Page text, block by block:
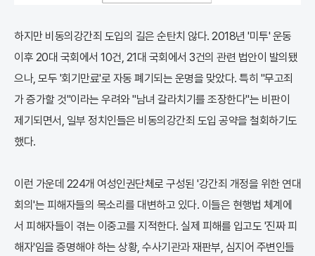
하지만 비동의강간죄 도입의 길은 순탄치 않다. 2018년 '미투' 운동
이후 20대 국회에서 10건, 21대 국회에서 3건의 관련 법안이 발의됐
으나, 모두 '회기만료'로 자동 폐기되는 운명을 맞았다. 특히 "무고죄
가 증가할 것"이라는 우려와 "남녀 갈라치기를 조장한다"는 비판이
제기되면서, 일부 정치인들은 비동의강간죄 도입 공약을 철회하기도
했다.
이런 가운데 224개 여성인권단체로 구성된 '강간죄 개정을 위한 연대
회의'는 피해자들의 목소리를 대변하고 있다. 이들은 현행법 체계에
서 피해자들이 겪는 이중고를 지적한다. 실제 피해를 입고도 '진짜 피
해자'임을 증명해야 하는 상황, 수사기관과 재판부, 심지어 주변인들